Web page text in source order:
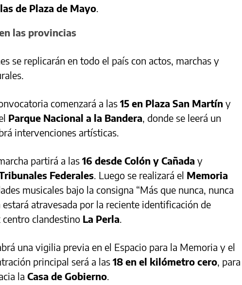
de Plaza de Mayo.
las provincias
se replicarán en todo el país con actos, marchas y
comenzará a las 15 en Plaza San Martín y
Parque Nacional a la Bandera, donde se leerá un
intervenciones artísticas.
partirá a las 16 desde Colón y Cañada y
Federales. Luego se realizará el Memoria
musicales bajo la consigna “Más que nunca, nunca
estará atravesada por la reciente identificación de
clandestino La Perla.
una vigilia previa en el Espacio para la Memoria y el
principal será a las 18 en el kilómetro cero, para
la Casa de Gobierno.